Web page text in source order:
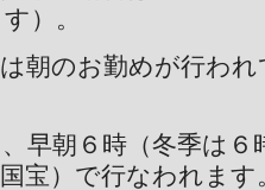
）。
朝のお勤めが行われ
早朝６時（冬季は６
宝）で行なわれま